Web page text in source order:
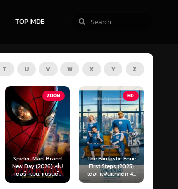
TOP IMDB
T U V W X Y Z
HD
The Fantastic Four:
First Steps (2025)
เดอะ แฟนแทสติก 4...
HD
Kraken (2025) คราเคน
เลื้อยสยอง 20,000
โยชน์...